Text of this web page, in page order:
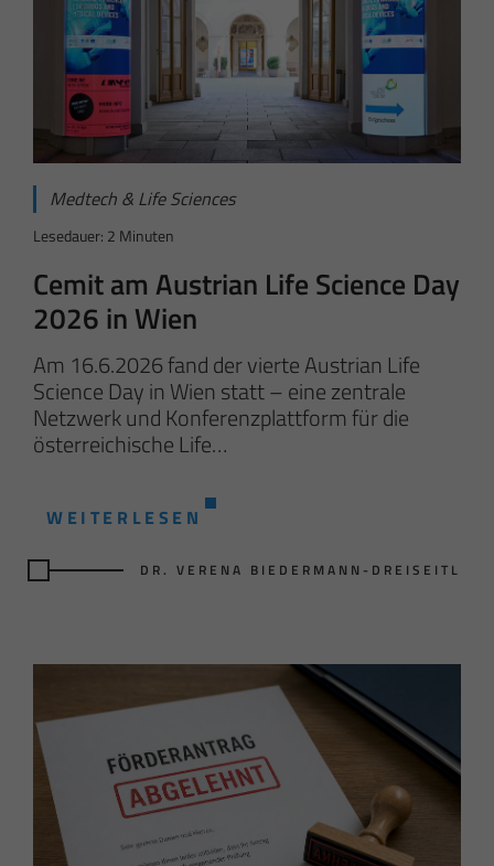
Medtech & Life Sciences
Lesedauer: 2 Minuten
Cemit am Austrian Life Science Day
2026 in Wien
Am 16.6.2026 fand der vierte Austrian Life
Science Day in Wien statt – eine zentrale
Netzwerk und Konferenzplattform für die
österreichische Life…
WEITERLESEN
DR. VERENA BIEDERMANN-DREISEITL